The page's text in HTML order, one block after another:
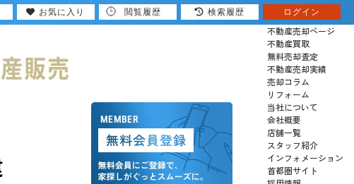
売りたい
不動産売却ページ
不動産買取
無料売却査定
不動産売却実績
売却コラム
リフォーム
当社について
会社概要
店舗一覧
スタッフ紹介
インフォメーション
首都圏サイト
お気に入り 閲覧履歴 検索履歴 ログイン